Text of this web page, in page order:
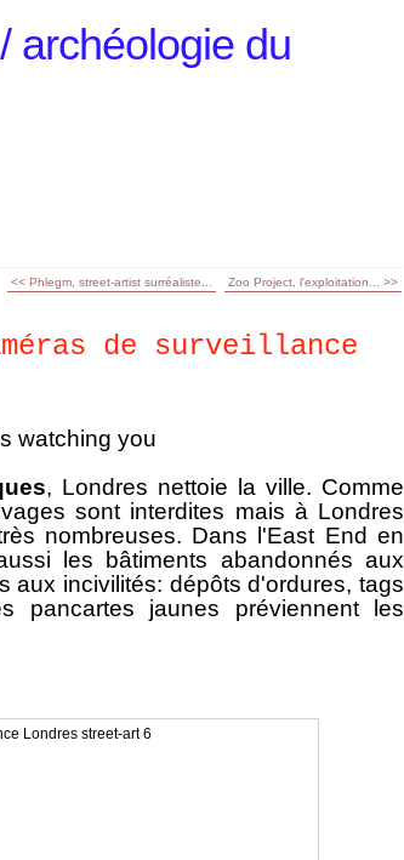
archéologie du
<< Phlegm, street-artist surréaliste... Zoo Project, l'exploitation... >>
de surveillance
watching you
, Londres nettoie la ville. Comme
sont interdites mais à Londres
nombreuses. Dans l'East End en
les bâtiments abandonnés aux
aux incivilités: dépôts d'ordures, tags
pancartes jaunes préviennent les